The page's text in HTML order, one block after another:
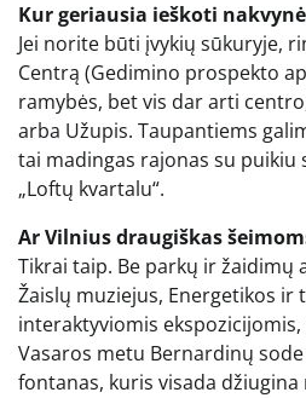
Kur geriausia ieškoti
Jei norite būti įvykių sūkuryje,
Centrą (Gedimino prospekto
ramybės, bet vis dar arti
arba Užupis. Taupantiems
tai madingas rajonas su puikiu
„Loftų kvartalu“.
Ar Vilnius draugiškas
Tikrai taip. Be parkų ir žaidimų
Žaislų muziejus, Energetikos ir
interaktyviomis
Vasaros metu Bernardinų
fontanas, kuris visada džiugina